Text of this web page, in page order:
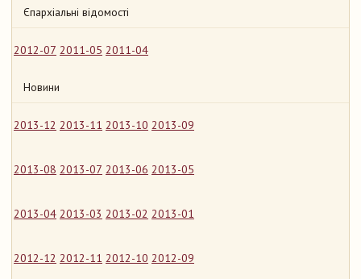
Єпархіальні відомості
2012-07 2011-05 2011-04
Новини
2013-12 2013-11 2013-10 2013-09
2013-08 2013-07 2013-06 2013-05
2013-04 2013-03 2013-02 2013-01
2012-12 2012-11 2012-10 2012-09